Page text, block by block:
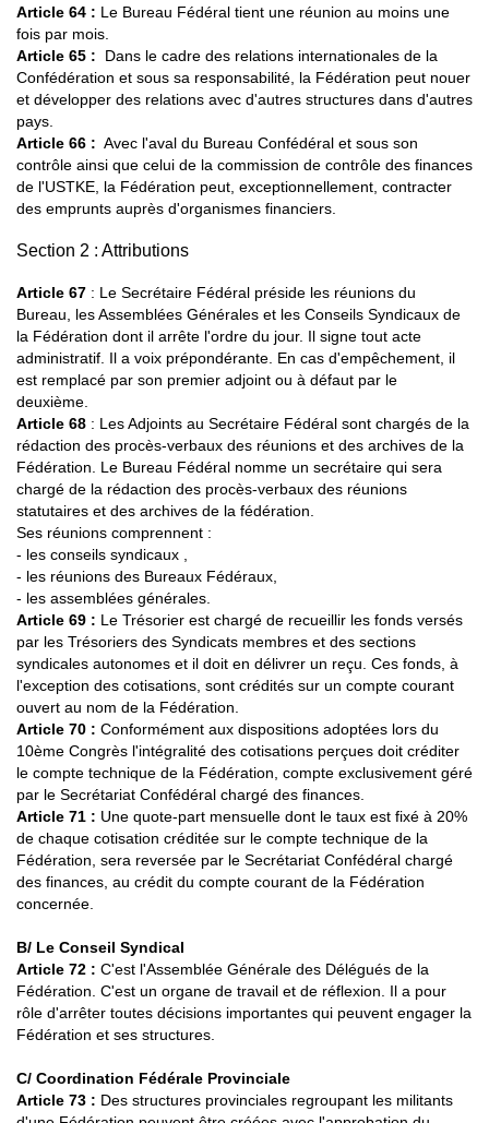
Article 64 : Le Bureau Fédéral tient une réunion au moins une
fois par mois.
Article 65 : Dans le cadre des relations internationales de la
Confédération et sous sa responsabilité, la Fédération peut nouer
et développer des relations avec d'autres structures dans d'autres
pays.
Article 66 : Avec l'aval du Bureau Confédéral et sous son
contrôle ainsi que celui de la commission de contrôle des finances
de l'USTKE, la Fédération peut, exceptionnellement, contracter
des emprunts auprès d'organismes financiers.
Section 2 : Attributions
Article 67 : Le Secrétaire Fédéral préside les réunions du
Bureau, les Assemblées Générales et les Conseils Syndicaux de
la Fédération dont il arrête l'ordre du jour. Il signe tout acte
administratif. Il a voix prépondérante. En cas d'empêchement, il
est remplacé par son premier adjoint ou à défaut par le
deuxième.
Article 68 : Les Adjoints au Secrétaire Fédéral sont chargés de la
rédaction des procès-verbaux des réunions et des archives de la
Fédération. Le Bureau Fédéral nomme un secrétaire qui sera
chargé de la rédaction des procès-verbaux des réunions
statutaires et des archives de la fédération.
Ses réunions comprennent :
- les conseils syndicaux ,
- les réunions des Bureaux Fédéraux,
- les assemblées générales.
Article 69 : Le Trésorier est chargé de recueillir les fonds versés
par les Trésoriers des Syndicats membres et des sections
syndicales autonomes et il doit en délivrer un reçu. Ces fonds, à
l'exception des cotisations, sont crédités sur un compte courant
ouvert au nom de la Fédération.
Article 70 : Conformément aux dispositions adoptées lors du
10ème Congrès l'intégralité des cotisations perçues doit créditer
le compte technique de la Fédération, compte exclusivement géré
par le Secrétariat Confédéral chargé des finances.
Article 71 : Une quote-part mensuelle dont le taux est fixé à 20%
de chaque cotisation créditée sur le compte technique de la
Fédération, sera reversée par le Secrétariat Confédéral chargé
des finances, au crédit du compte courant de la Fédération
concernée.
B/ Le Conseil Syndical
Article 72 : C'est l'Assemblée Générale des Délégués de la
Fédération. C'est un organe de travail et de réflexion. Il a pour
rôle d'arrêter toutes décisions importantes qui peuvent engager la
Fédération et ses structures.
C/ Coordination Fédérale Provinciale
Article 73 : Des structures provinciales regroupant les militants